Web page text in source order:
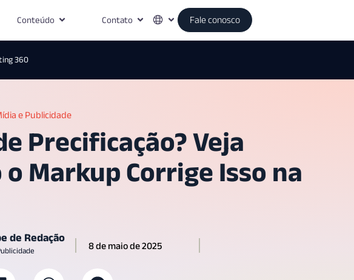
Conteúdo Contato Fale conosco
360
e Publicidade
Precificação? Veja
o Markup Corrige Isso na
de Redação
8 de maio de 2025